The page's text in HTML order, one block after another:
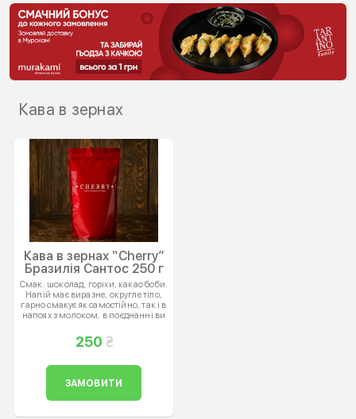
Кава в зернах
Кава в зернах “Cherry”
Бразилія Сантос 250 г
Смак: шоколад, горіхи, какао боби.
Напій має виразне, округле тіло,
гарно смакує як самостійно, так і в
напоях з молоком, в поєднанні ви
шоколаду с легким післясмаком
карамелі. Рекомендований спосіб
гейзерна
250
ЗАМОВИТИ